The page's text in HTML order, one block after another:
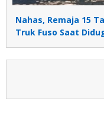
Nahas, Remaja 15
Truk Fuso Saat